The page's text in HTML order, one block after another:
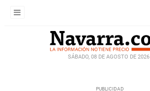
SÁBADO, 08 DE AGOSTO DE 2026